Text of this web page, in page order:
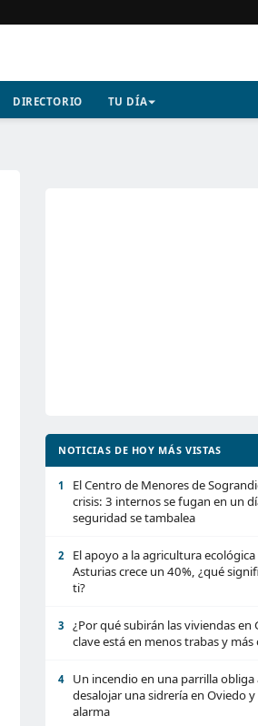
DIRECTORIO TU DÍA
NOTICIAS DE HOY MÁS VISTAS
1
El Centro de Menores de
crisis: 3 internos se fugan en un
seguridad se tambalea
2
El apoyo a la agricultura ecológica
Asturias crece un 40%, ¿qué
ti?
3
¿Por qué subirán las viviendas en
clave está en menos trabas y
4
Un incendio en una parrilla obliga
desalojar una sidrería en Oviedo
alarma